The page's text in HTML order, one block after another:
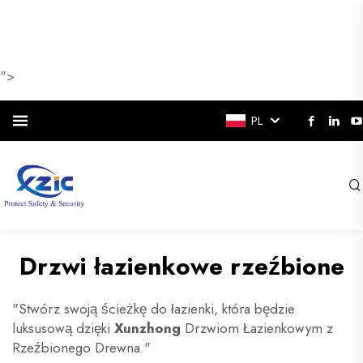
">
PL
Drzwi łazienkowe rzeźbione
"Stwórz swoją ścieżkę do łazienki, która będzie
luksusową dzięki Xunzhong Drzwiom Łazienkowym z
Rzeźbionego Drewna."